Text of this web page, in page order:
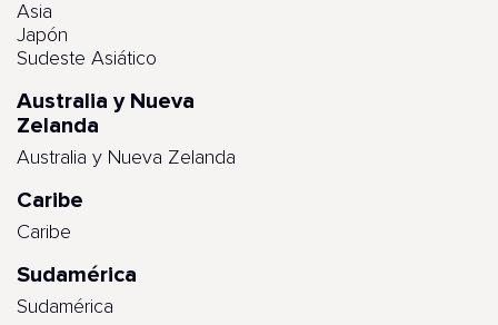
Asia
Japón
Sudeste Asiático
Australia y Nueva
Zelanda
Australia y Nueva Zelanda
Caribe
Caribe
Sudamérica
Sudamérica